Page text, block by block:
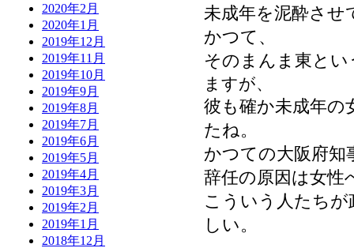
2020年2月
2020年1月
2019年12月
2019年11月
2019年10月
2019年9月
2019年8月
2019年7月
2019年6月
2019年5月
2019年4月
2019年3月
2019年2月
2019年1月
2018年12月
未成年を泥酔させ
かつて、
そのまんま東とい
ますが、
彼も確か未成年の
たね。
かつての大阪府
辞任の原因は女性
こういう人たち
しい。